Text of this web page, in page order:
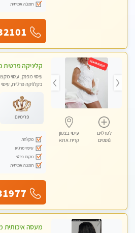
תמונה אמיתית
לפרטים
נוספים
עיסוי בצפון
קרית אתא
עיסוי מפנק, עיסוי
בקלניקה פרטית,
פרימיום
מקלחת
עיסוי מרגיע
מקום פרטי
תמונה אמיתית